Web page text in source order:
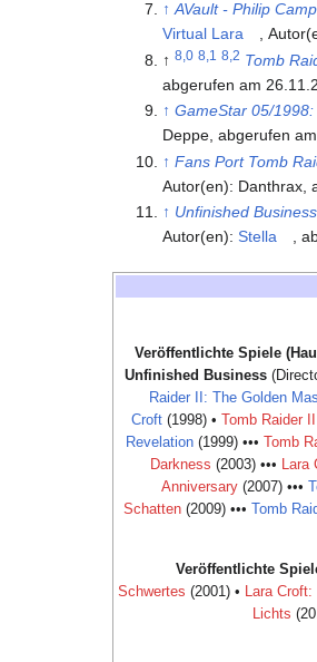
↑ AVault - Philip
Virtual Lara
,
↑ 8,0 8,1 8,2 Tomb
abgerufen am
↑ GameStar 05/
Deppe, abgerufen
↑ Fans Port Tomb
Autor(en): Danthrax,
↑ Unfinished
Autor(en): Stella ,
Veröffentlichte Spiele
Unfinished Business
Raider II: The Golden
Croft (1998) • Tomb Raider
Revelation (1999) ••• Tomb
Darkness (2003) ••• Lara
Anniversary (2007) •••
Schatten(2009) ••• Tomb
Veröffentlichte
Schwertes (2001) • Lara
Lichts